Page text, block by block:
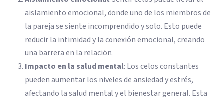
aislamiento emocional, donde uno de los miembros de
la pareja se siente incomprendido y solo. Esto puede
reducir la intimidad y la conexión emocional, creando
una barrera en la relación.
Impacto en la salud mental: Los celos constantes
pueden aumentar los niveles de ansiedad y estrés,
afectando la salud mental y el bienestar general. Esta